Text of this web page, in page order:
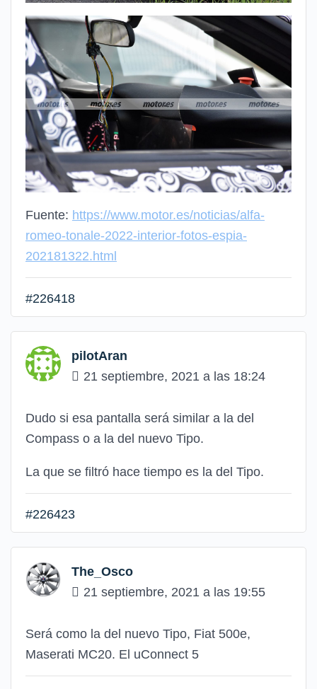
Fuente: https://www.motor.es/noticias/alfa-
romeo-tonale-2022-interior-fotos-espia-
202181322.html
#226418
pilotAran
21 septiembre, 2021 a las 18:24
Dudo si esa pantalla será similar a la del
Compass o a la del nuevo Tipo.
La que se filtró hace tiempo es la del Tipo.
#226423
The_Osco
21 septiembre, 2021 a las 19:55
Será como la del nuevo Tipo, Fiat 500e,
Maserati MC20. El uConnect 5